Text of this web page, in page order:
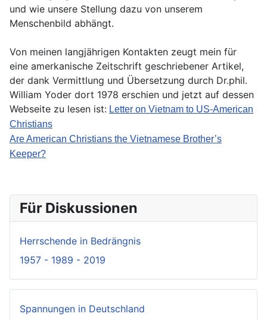
und wie unsere Stellung dazu von unserem
Menschenbild abhängt.
Von meinen langjährigen Kontakten zeugt mein für
eine amerkanische Zeitschrift geschriebener Artikel,
der dank Vermittlung und Übersetzung durch Dr.phil.
William Yoder dort 1978 erschien und jetzt auf dessen
Webseite zu lesen ist: Letter on Vietnam to US-American
Christians
Are American Christians the Vietnamese Brother’s
Keeper?
Für Diskussionen
Herrschende in Bedrängnis
1957 - 1989 - 2019
Spannungen in Deutschland